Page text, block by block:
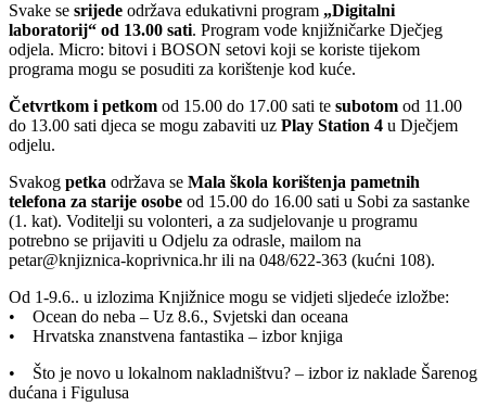
Svake se srijede održava edukativni program „Digitalni
laboratorij“ od 13.00 sati. Program vode knjižničarke Dječjeg
odjela. Micro: bitovi i BOSON setovi koji se koriste tijekom
programa mogu se posuditi za korištenje kod kuće.
Četvrtkom i petkom od 15.00 do 17.00 sati te subotom od 11.00
do 13.00 sati djeca se mogu zabaviti uz Play Station 4 u Dječjem
odjelu.
Svakog petka održava se Mala škola korištenja pametnih
telefona za starije osobe od 15.00 do 16.00 sati u Sobi za sastanke
(1. kat). Voditelji su volonteri, a za sudjelovanje u programu
potrebno se prijaviti u Odjelu za odrasle, mailom na
petar@knjiznica-koprivnica.hr ili na 048/622-363 (kućni 108).
Od 1-9.6.. u izlozima Knjižnice mogu se vidjeti sljedeće izložbe:
• Ocean do neba – Uz 8.6., Svjetski dan oceana
• Hrvatska znanstvena fantastika – izbor knjiga
• Što je novo u lokalnom nakladništvu? – izbor iz naklade Šarenog
dućana i Figulusa